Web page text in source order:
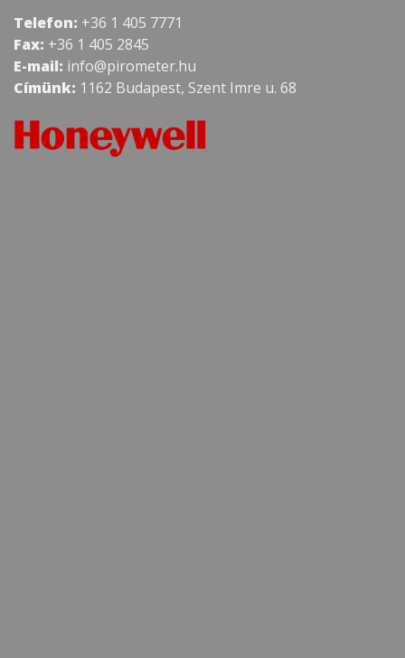
Telefon: +36 1 405 7771
Fax: +36 1 405 2845
E-mail: info@pirometer.hu
Címünk: 1162 Budapest, Szent Imre u. 68